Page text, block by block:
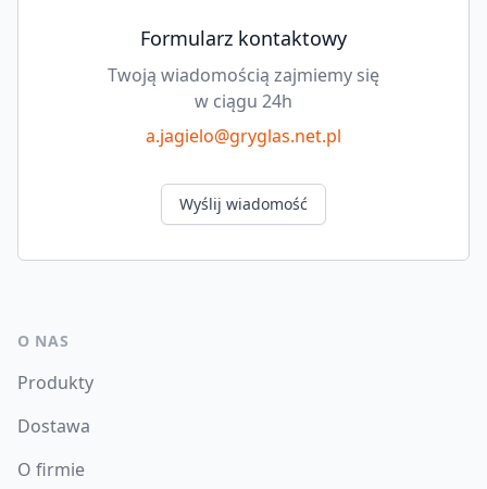
Formularz kontaktowy
Twoją wiadomością zajmiemy się
w ciągu 24h
a.jagielo@gryglas.net.pl
Wyślij wiadomość
O NAS
Produkty
Dostawa
O firmie